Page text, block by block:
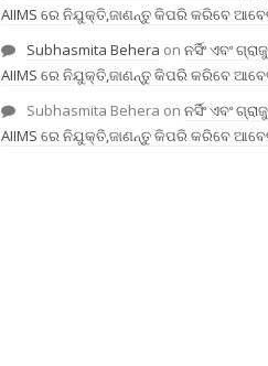
AIIMS ରେ ନିଯୁକ୍ତି,ଜାଣନ୍ତୁ କିପରି କରିବେ
Subhasmita Behera on ନର୍ସିଂ ଏବଂ
AIIMS ରେ ନିଯୁକ୍ତି,ଜାଣନ୍ତୁ କିପରି କରିବେ
Subhasmita Behera on ନର୍ସିଂ ଏବଂ
AIIMS ରେ ନିଯୁକ୍ତି,ଜାଣନ୍ତୁ କିପରି କରିବେ